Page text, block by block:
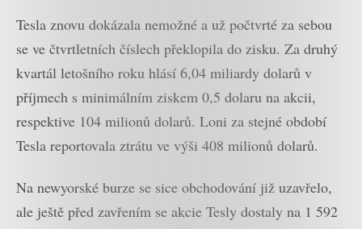
Tesla znovu dokázala nemožné a už počtvrté za sebou
se ve čtvrtletních číslech překlopila do zisku. Za druhý
kvartál letošního roku hlásí 6,04 miliardy dolarů v
příjmech s minimálním ziskem 0,5 dolaru na akcii,
respektive 104 milionů dolarů. Loni za stejné období
Tesla reportovala ztrátu ve výši 408 milionů dolarů.
Na newyorské burze se sice obchodování již uzavřelo,
ale ještě před zavřením se akcie Tesly dostaly na 1 592